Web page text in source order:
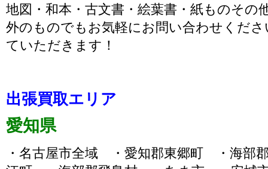
地図・和本・古文書・絵葉書・紙ものその
外のものでもお気軽にお問い合わせくだ
ていただきます！
出張買取エリア
愛知県
・名古屋市全域 ・愛知郡東郷町 ・海部